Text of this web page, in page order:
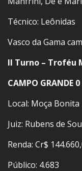
Técnico: Leônidas
Vasco da Gama
II Turno – Troféu
CAMPO GRANDE
Local: Moça Bonita
Juiz: Rubens de
Renda: Cr$
Público: 4.683